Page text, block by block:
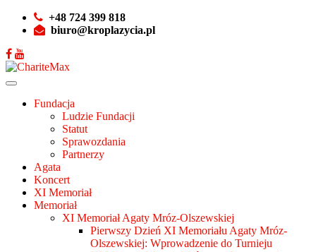
+48 724 399 818
biuro@kroplazycia.pl
Fundacja
Ludzie Fundacji
Statut
Sprawozdania
Partnerzy
Agata
Koncert
XI Memoriał
Memoriał
XI Memoriał Agaty Mróz-Olszewskiej
Pierwszy Dzień XI Memoriału Agaty Mróz-
Olszewskiej: Wprowadzenie do Turnieju